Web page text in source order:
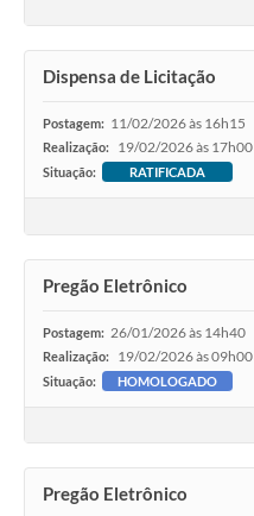
Dispensa de Licitação
Postagem: 11/02/2026 às 16h15
Realização: 19/02/2026 às 17h00
Situação: RATIFICADA
Pregão Eletrônico
Postagem: 26/01/2026 às 14h40
Realização: 19/02/2026 às 09h00
Situação: HOMOLOGADO
Pregão Eletrônico